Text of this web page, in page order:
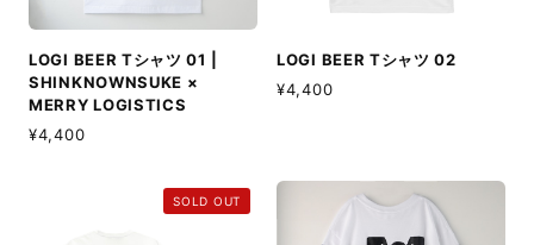
LOGI BEER Tシャツ 01 |
SHINKNOWNSUKE ×
MERRY LOGISTICS
¥4,400
LOGI BEER Tシャツ 02
¥4,400
SOLD OUT